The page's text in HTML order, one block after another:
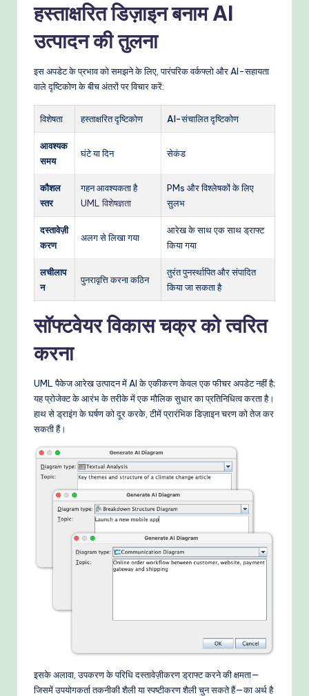
हस्ताक्षरित डिज़ाइन बनाम AI
उत्पादन की तुलना
इस अपडेट के प्रभाव को समझने के लिए, पारंपरिक वर्कफ्लो और AI-सहायता
वाले दृष्टिकोण के बीच अंतरों पर विचार करें:
विशेषता हस्ताक्षरित दृष्टिकोण AI-संचालित दृष्टिकोण
आवश्यक
समय
घंटे या दिन सेकंड
कौशल
स्तर
गहन आवश्यकता है
UML विशेषज्ञता
PMs और विश्लेषकों के लिए
सुलभ
दस्तावेज़ी
करण
अलग से लिखा गया
आरेख के साथ एक साथ ड्राफ्ट
किया गया
लचीलाप
न
पुनरावृत्ति करना कठिन
तुरंत पुनर्स्थापित और संपादित
किया जा सकता है
सॉफ्टवेयर विकास चक्र को त्वरित
करना
UML पैकेज आरेख उत्पादन में AI के एकीकरण केवल एक फीचर अपडेट नहीं है;
यह प्रोजेक्ट के आरंभ के तरीके में एक मौलिक सुधार का प्रतिनिधित्व करता है।
हाथ से ड्राइंग के घर्षण को दूर करके, टीमें प्रारंभिक डिज़ाइन चरण को तेज कर
सकती हैं।
इसके अलावा, उपकरण के परिधि दस्तावेज़ीकरण ड्राफ्ट करने की क्षमता—
जिसमें उपयोगकर्ता तकनीकी शैली या स्पष्टीकरण शैली चुन सकते हैं—का अर्थ है